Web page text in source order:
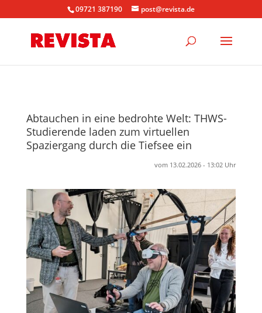
09721 387190 post@revista.de
Abtauchen in eine bedrohte Welt: THWS-
Studierende laden zum virtuellen
Spaziergang durch die Tiefsee ein
vom 13.02.2026 - 13:02 Uhr